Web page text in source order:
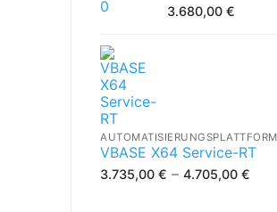
3.680,00 €
AUTOMATISIERUNGSPLATTFORM
VBASE X64 Service-RT
3.735,00 € – 4.705,00 €